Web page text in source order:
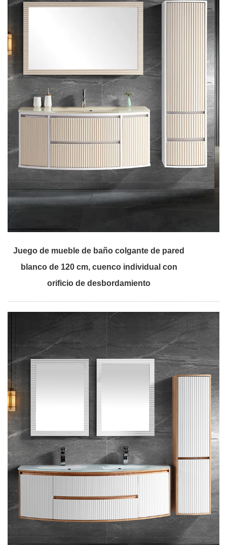
Juego de mueble de baño colgante de pared
blanco de 120 cm, cuenco individual con
orificio de desbordamiento